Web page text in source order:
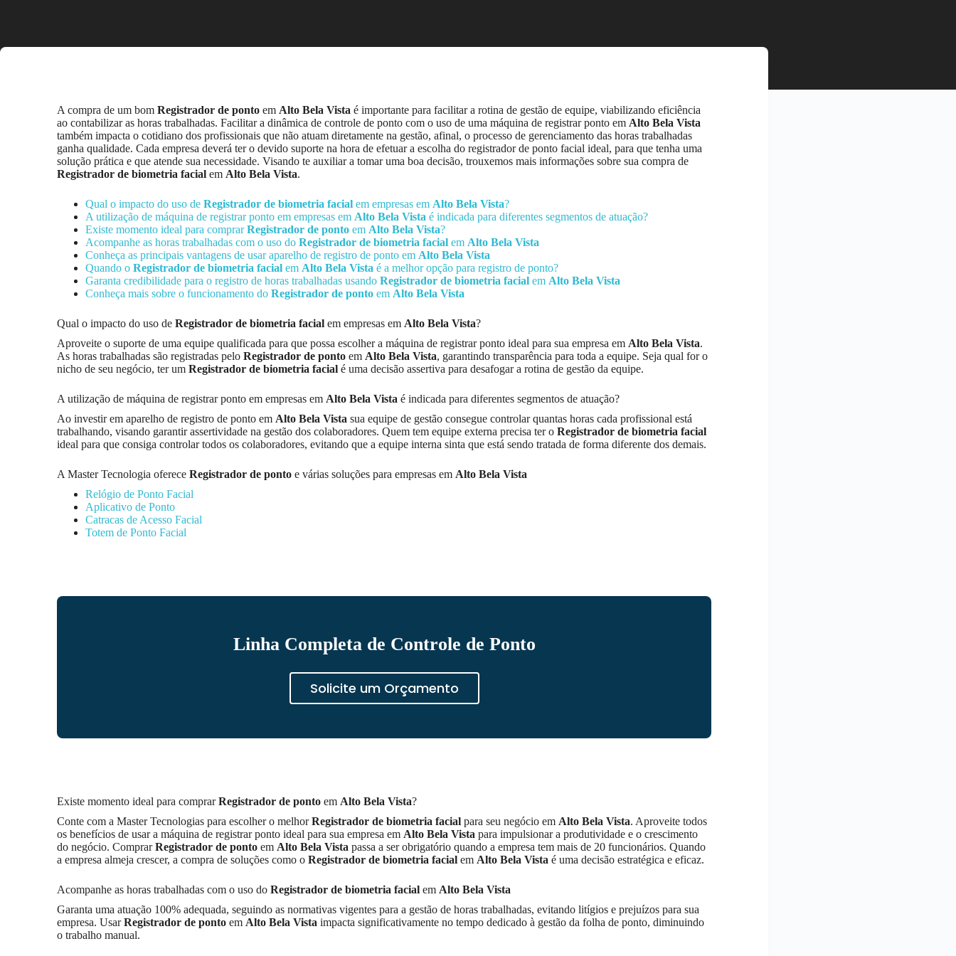
A compra de um bom Registrador de ponto em Alto Bela Vista é importante para facilitar a rotina de gestão de equipe, viabilizando eficiência
ao contabilizar as horas trabalhadas. Facilitar a dinâmica de controle de ponto com o uso de uma máquina de registrar ponto em Alto Bela Vista
também impacta o cotidiano dos profissionais que não atuam diretamente na gestão, afinal, o processo de gerenciamento das horas trabalhadas
ganha qualidade. Cada empresa deverá ter o devido suporte na hora de efetuar a escolha do registrador de ponto facial ideal, para que tenha uma
solução prática e que atende sua necessidade. Visando te auxiliar a tomar uma boa decisão, trouxemos mais informações sobre sua compra de
Registrador de biometria facial em Alto Bela Vista.
Qual o impacto do uso de Registrador de biometria facial em empresas em Alto Bela Vista?
A utilização de máquina de registrar ponto em empresas em Alto Bela Vista é indicada para diferentes segmentos de atuação?
Existe momento ideal para comprarRegistrador de ponto em Alto Bela Vista?
Acompanhe as horas trabalhadas com o uso do Registrador de biometria facial em Alto Bela Vista
Conheça as principais vantagens de usar aparelho de registro de ponto em Alto Bela Vista
Quando o Registrador de biometria facial em Alto Bela Vista é a melhor opção para registro de ponto?
Garanta credibilidade para o registro de horas trabalhadas usando Registrador de biometria facial em Alto Bela Vista
Conheça mais sobre o funcionamento do Registrador de ponto em Alto Bela Vista
Qual o impacto do uso de Registrador de biometria facial em empresas em Alto Bela Vista?
Aproveite o suporte de uma equipe qualificada para que possa escolher a máquina de registrar ponto ideal para sua empresa em Alto Bela Vista.
As horas trabalhadas são registradas pelo Registrador de ponto em Alto Bela Vista, garantindo transparência para toda a equipe. Seja qual for o
nicho de seu negócio, ter um Registrador de biometria facial é uma decisão assertiva para desafogar a rotina de gestão da equipe.
A utilização de máquina de registrar ponto em empresas em Alto Bela Vista é indicada para diferentes segmentos de atuação?
Ao investir em aparelho de registro de ponto em Alto Bela Vista sua equipe de gestão consegue controlar quantas horas cada profissional está
trabalhando, visando garantir assertividade na gestão dos colaboradores. Quem tem equipe externa precisa ter o Registrador de biometria facial
ideal para que consiga controlar todos os colaboradores, evitando que a equipe interna sinta que está sendo tratada de forma diferente dos demais.
A Master Tecnologia oferece Registrador de ponto e várias soluções para empresas em Alto Bela Vista
Relógio de Ponto Facial
Aplicativo de Ponto
Catracas de Acesso Facial
Totem de Ponto Facial
Linha Completa de Controle de Ponto
Solicite um Orçamento
Existe momento ideal para comprarRegistrador de ponto em Alto Bela Vista?
Conte com a Master Tecnologias para escolher o melhorRegistrador de biometria facial para seu negócio em Alto Bela Vista. Aproveite todos
os benefícios de usar a máquina de registrar ponto ideal para sua empresa em Alto Bela Vista para impulsionar a produtividade e o crescimento
do negócio. ComprarRegistrador de ponto em Alto Bela Vista passa a ser obrigatório quando a empresa tem mais de 20 funcionários. Quando
a empresa almeja crescer, a compra de soluções como o Registrador de biometria facial em Alto Bela Vista é uma decisão estratégica e eficaz.
Acompanhe as horas trabalhadas com o uso do Registrador de biometria facial em Alto Bela Vista
Garanta uma atuação 100% adequada, seguindo as normativas vigentes para a gestão de horas trabalhadas, evitando litígios e prejuízos para sua
empresa. UsarRegistrador de ponto em Alto Bela Vista impacta significativamente no tempo dedicado à gestão da folha de ponto, diminuindo
o trabalho manual.